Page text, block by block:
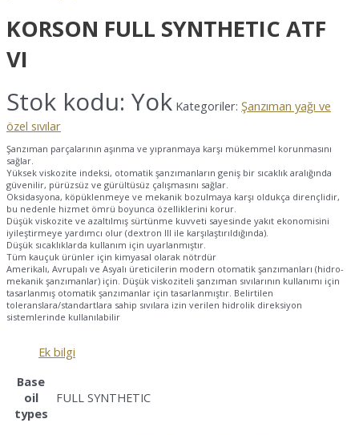
KORSON FULL SYNTHETIC ATF
VI
Stok kodu: Yok Kategoriler: Şanzıman yağı ve
özel sıvılar
Şanzıman parçalarının aşınma ve yıpranmaya karşı mükemmel korunmasını
sağlar.
Yüksek viskozite indeksi, otomatik şanzımanların geniş bir sıcaklık aralığında
güvenilir, pürüzsüz ve gürültüsüz çalışmasını sağlar.
Oksidasyona, köpüklenmeye ve mekanik bozulmaya karşı oldukça dirençlidir,
bu nedenle hizmet ömrü boyunca özelliklerini korur.
Düşük viskozite ve azaltılmış sürtünme kuvveti sayesinde yakıt ekonomisini
iyileştirmeye yardımcı olur (dextron III ile karşılaştırıldığında).
Düşük sıcaklıklarda kullanım için uyarlanmıştır.
Tüm kauçuk ürünler için kimyasal olarak nötrdür
Amerikalı, Avrupalı ve Asyalı üreticilerin modern otomatik şanzımanları (hidro-
mekanik şanzımanlar) için. Düşük viskoziteli şanzıman sıvılarının kullanımı için
tasarlanmış otomatik şanzımanlar için tasarlanmıştır. Belirtilen
toleranslara/standartlara sahip sıvılara izin verilen hidrolik direksiyon
sistemlerinde kullanılabilir
Ek bilgi
Base
oil
types
FULL SYNTHETIC